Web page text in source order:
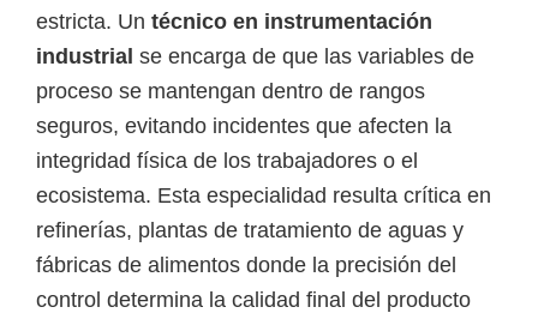
estricta. Un técnico en instrumentación
industrial se encarga de que las variables de
proceso se mantengan dentro de rangos
seguros, evitando incidentes que afecten la
integridad física de los trabajadores o el
ecosistema. Esta especialidad resulta crítica en
refinerías, plantas de tratamiento de aguas y
fábricas de alimentos donde la precisión del
control determina la calidad final del producto